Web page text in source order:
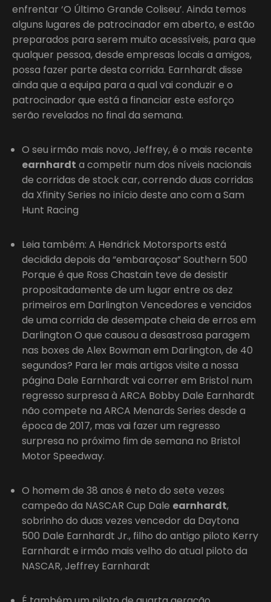
enfrentar ‘O Último Grande Coliseu’. Ainda temos
alguns lugares de patrocinador em aberto, e estão
preparados para serem muito acessíveis, para que
qualquer pessoa, desde empresas locais a amigos,
possa fazer parte desta corrida. Earnhardt disse
ainda que a equipa para a qual vai conduzir e o
patrocinador que está a financiar este esforço
serão revelados no final da semana.
O seu irmão mais novo, Jeffrey, é o mais recente
earnhardt a competir num dos níveis nacionais
de corridas de stock car, correndo duas corridas
da Xfinity Series no início deste ano com a Sam
Hunt Racing
Leia também: A Hendrick Motorsports está
decidida depois da “embaraçosa” Southern 500
Porque é que Ross Chastain teve de desistir
propositadamente de um lugar entre os dez
primeiros em Darlington Vencedores e vencidos
de uma corrida de desempate cheia de erros em
Darlington O que causou a desastrosa paragem
nas boxes de Alex Bowman em Darlington, de 40
segundos? Para ler mais artigos visite a nossa
página Dale Earnhardt vai correr em Bristol num
regresso surpresa à ARCA Bobby Dale Earnhardt
não compete na ARCA Menards Series desde a
época de 2017, mas vai fazer um regresso
surpresa no próximo fim de semana no Bristol
Motor Speedway.
O homem de 38 anos é neto do sete vezes
campeão da NASCAR Cup Dale earnhardt,
sobrinho do duas vezes vencedor da Daytona
500 Dale Earnhardt Jr., filho do antigo piloto Kerry
Earnhardt e irmão mais velho do atual piloto da
NASCAR, Jeffrey Earnhardt